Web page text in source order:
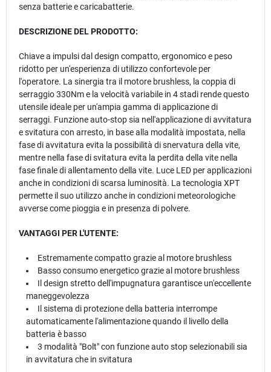
senza batterie e caricabatterie.
DESCRIZIONE DEL PRODOTTO:
Chiave a impulsi dal design compatto, ergonomico e peso
ridotto per un'esperienza di utilizzo confortevole per
l'operatore. La sinergia tra il motore brushless, la coppia di
serraggio 330Nm e la velocità variabile in 4 stadi rende questo
utensile ideale per un'ampia gamma di applicazione di
serraggi. Funzione auto-stop sia nell'applicazione di avvitatura
e svitatura con arresto, in base alla modalità impostata, nella
fase di avvitatura evita la possibilità di snervatura della vite,
mentre nella fase di svitatura evita la perdita della vite nella
fase finale di allentamento della vite. Luce LED per applicazioni
anche in condizioni di scarsa luminosità. La tecnologia XPT
permette il suo utilizzo anche in condizioni meteorologiche
avverse come pioggia e in presenza di polvere.
VANTAGGI PER L'UTENTE:
Estremamente compatto grazie al motore brushless
Basso consumo energetico grazie al motore brushless
Il design stretto dell'impugnatura garantisce un'eccellente
maneggevolezza
Il sistema di protezione della batteria interrompe
automaticamente l'alimentazione quando il livello della
batteria è basso
3 modalità "Bolt" con funzione auto stop selezionabili sia
in avvitatura che in svitatura